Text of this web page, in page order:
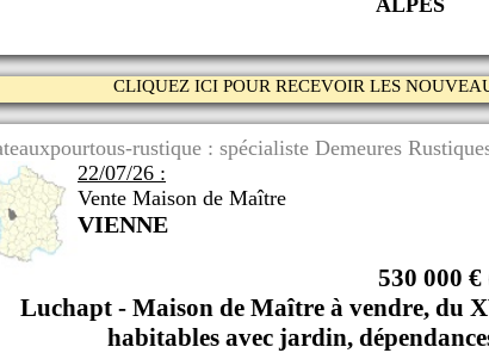
CLIQUEZ ICI POUR RECEVOIR LES
rustique : spécialiste Demeures
22/07/26 :
Vente Maison de Maître
VIENNE
530 000
Luchapt - Maison de Maître à vendre, du
habitables avec jardin,